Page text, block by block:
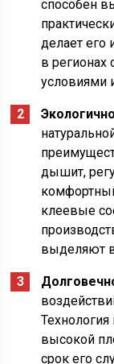
способен
делает его
в
условиями
дышит,
клеевые
выделяют
высокой
срок его